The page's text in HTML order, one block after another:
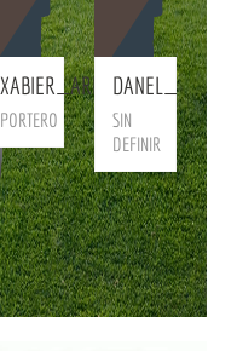
BIO
BIO
XABIER_ARIÑO
PORTERO
SIN
DEFINIR